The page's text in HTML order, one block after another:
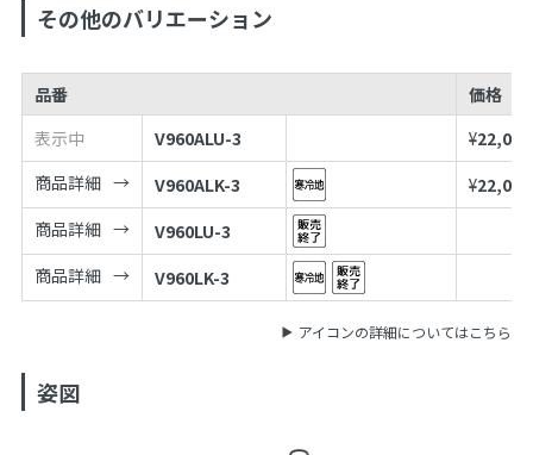
その他のバリエーション
品番
価格
表示中
V960ALU-3 ¥22,000
商品詳細
V960ALK-3 ¥22,000
商品詳細
V960LU-3
商品詳細
V960LK-3
アイコンの詳細についてはこちら
姿図